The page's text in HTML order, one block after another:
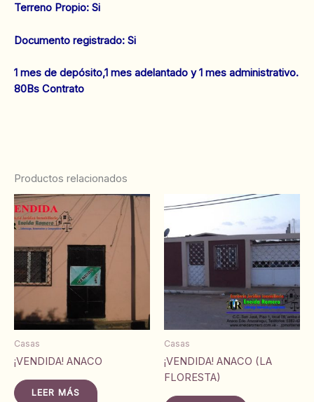
‌Terreno Propio: Si
Documento registrado: Si
1 mes de depósito,1 mes adelantado y 1 mes administrativo.
80Bs Contrato
Productos relacionados
Casas
¡VENDIDA! ANACO
LEER MÁS
Casas
¡VENDIDA! ANACO (LA
FLORESTA)